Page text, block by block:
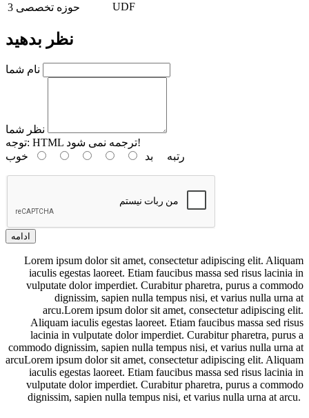
حوزه تخصصی 3
UDF
نظر بدهید
نام شما
نظر شما
توجه:
HTML ترجمه نمی شود!
رتبه بد خوب
ادامه
Lorem ipsum dolor sit amet, consectetur adipiscing elit. Aliquam
iaculis egestas laoreet. Etiam faucibus massa sed risus lacinia in
vulputate dolor imperdiet. Curabitur pharetra, purus a commodo
dignissim, sapien nulla tempus nisi, et varius nulla urna at
arcu.Lorem ipsum dolor sit amet, consectetur adipiscing elit.
Aliquam iaculis egestas laoreet. Etiam faucibus massa sed risus
lacinia in vulputate dolor imperdiet. Curabitur pharetra, purus a
commodo dignissim, sapien nulla tempus nisi, et varius nulla urna at
arcuLorem ipsum dolor sit amet, consectetur adipiscing elit. Aliquam
iaculis egestas laoreet. Etiam faucibus massa sed risus lacinia in
vulputate dolor imperdiet. Curabitur pharetra, purus a commodo
dignissim, sapien nulla tempus nisi, et varius nulla urna at arcu.